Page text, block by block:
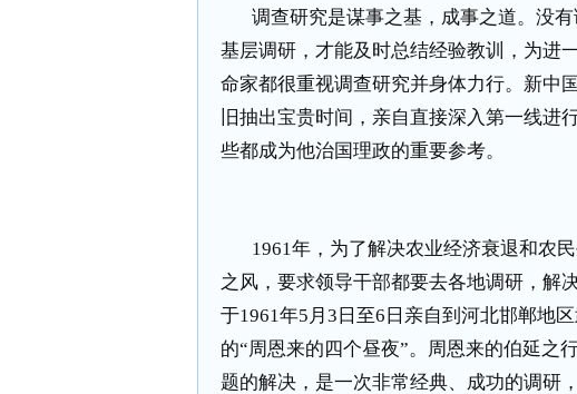
调查研究是谋事之基，成事之道。没
基层调研，才能及时总结经验教训，为进
命家都很重视调查研究并身体力行。新中
旧抽出宝贵时间，亲自直接深入第一线进
些都成为他治国理政的重要参考。
1961年，为了解决农业经济衰退和农
之风，要求领导干部都要去各地调研，解
于1961年5 月 3 日至6 日亲自到河北邯郸地
的“周恩来的四个昼夜”。周恩来的伯延之
题的解决，是一次非常经典、成功的调研